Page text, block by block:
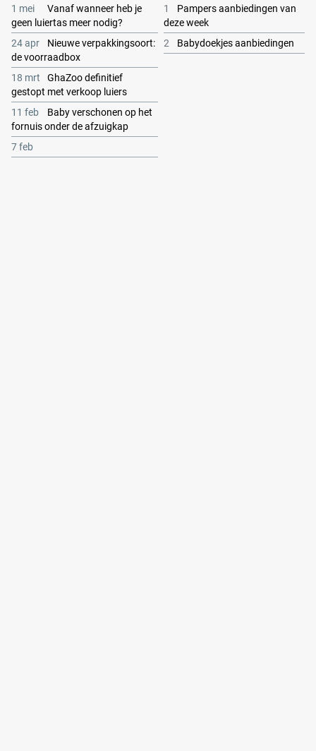
1 mei
Vanaf wanneer heb je
geen luiertas meer nodig?
24 apr
Nieuwe verpakkingsoort:
de voorraadbox
18 mrt
GhaZoo definitief
gestopt met verkoop luiers
11 feb
Baby verschonen op het
fornuis onder de afzuigkap
7 feb
1
Pampers aanbiedingen van
deze week
2
Babydoekjes aanbiedingen